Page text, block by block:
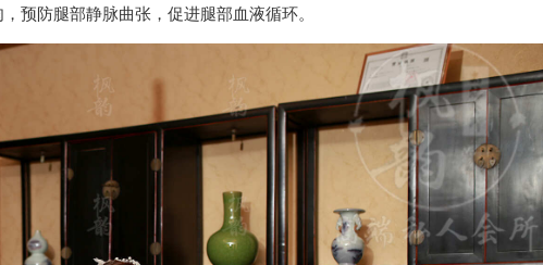
预防腿部静脉曲张，促进腿部血液循环。